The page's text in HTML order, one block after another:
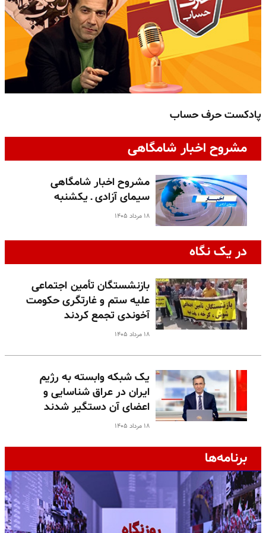
پادکست حرف حساب
مشروح اخبار شامگاهی
مشروح اخبار شامگاهی
سیمای آزادی ـ یکشنبه
۱۸ مرداد ۱۴۰۵
در یک نگاه
بازنشستگان تأمین اجتماعی
علیه ستم و غارتگری حکومت
آخوندی تجمع کردند
۱۸ مرداد ۱۴۰۵
یک شبکه وابسته به رژیم
ایران در عراق شناسایی و
اعضای آن دستگیر شدند
۱۸ مرداد ۱۴۰۵
برنامه‌ها